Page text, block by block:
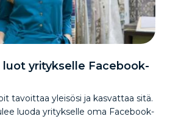
luot yritykselle Facebook-
tavoittaa yleisösi ja kasvattaa sitä.
luoda yritykselle oma Facebook-